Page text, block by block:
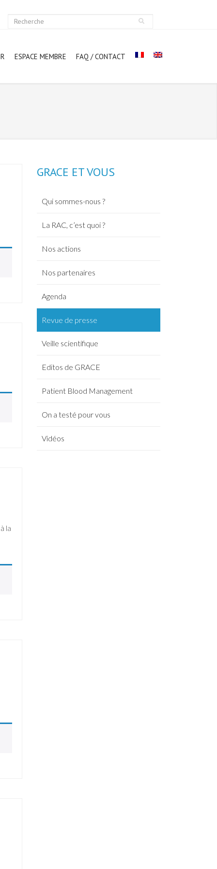
ESPACE MEMBRE FAQ / CONTACT
la
GRACE ET VOUS
Qui sommes-nous ?
La RAC, c’est quoi ?
Nos actions
Nos partenaires
Agenda
Revue de presse
Veille scientifique
Editos de GRACE
Patient Blood Management
On a testé pour vous
Vidéos